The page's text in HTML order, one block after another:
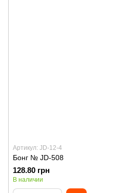
Артикул: JD-12-4
Бонг № JD-508
128.80 грн
В наличии